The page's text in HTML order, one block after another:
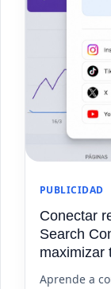
PUBLICIDAD
Conectar
Search
maximizar
Aprende a